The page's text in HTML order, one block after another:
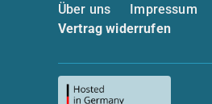
Über uns Impressum
Vertrag widerrufen